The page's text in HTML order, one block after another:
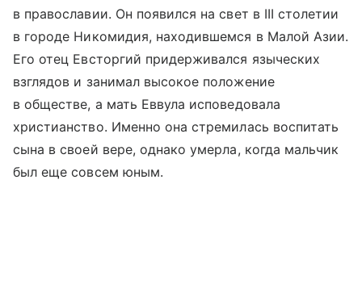
в православии. Он появился на свет в III столетии
в городе Никомидия, находившемся в Малой Азии.
Его отец Евсторгий придерживался языческих
взглядов и занимал высокое положение
в обществе, а мать Еввула исповедовала
христианство. Именно она стремилась воспитать
сына в своей вере, однако умерла, когда мальчик
был еще совсем юным.